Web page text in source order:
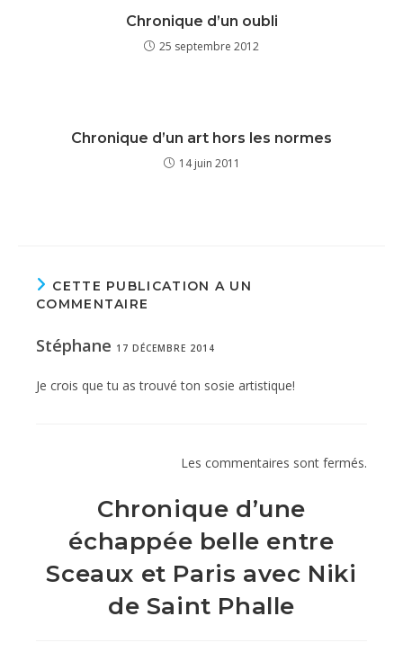
Chronique d’un oubli
25 septembre 2012
Chronique d’un art hors les normes
14 juin 2011
CETTE PUBLICATION A UN
COMMENTAIRE
Stéphane 17 DÉCEMBRE 2014
Je crois que tu as trouvé ton sosie artistique!
Les commentaires sont fermés.
Chronique d’une
échappée belle entre
Sceaux et Paris avec Niki
de Saint Phalle